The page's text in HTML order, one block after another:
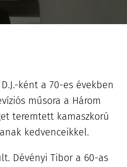
ként a 70-es években
műsora a Három
teremtett kamaszkorú
kedvenceikkel.
Dévényi Tibor a 60-as